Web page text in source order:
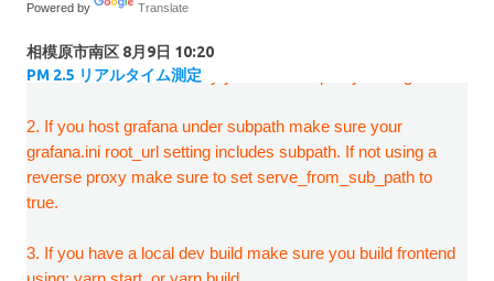
Powered by Translate
相模原市南区 8月9日 10:20
PM 2.5 リアルタイム測定